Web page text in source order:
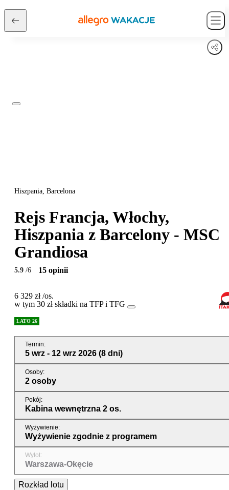
Hiszpania, Barcelona
Rejs Francja, Włochy,
Hiszpania z Barcelony - MSC
Grandiosa
5.9 /6 15 opinii
6 329 zł/os.
w tym 30 zł składki na TFP i TFG
LATO 26
Termin:
5 wrz - 12 wrz 2026 (8 dni)
Osoby:
2 osoby
Pokój:
Kabina wewnętrzna 2 os.
Wyżywienie:
Wyżywienie zgodnie z programem
Wylot:
Warszawa-Okęcie
Rozkład lotu